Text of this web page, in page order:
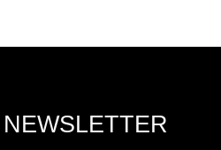
NEWSLETTER